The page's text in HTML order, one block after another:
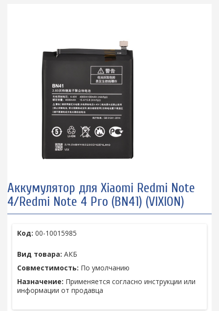
Аккумулятор для Xiaomi Redmi Note
4/Redmi Note 4 Pro (BN41) (VIXION)
Код: 00-10015985
Вид товара: АКБ
Совместимость: По умолчанию
Назначение: Применяется согласно инструкции или
информации от продавца